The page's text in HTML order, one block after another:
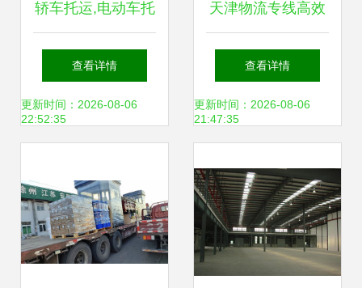
轿车托运,电动车托
运,家具家电打包
装,免费取件,代打
查看详情
更新时间：2026-08-06
22:52:35
天津物流专线高效
服务 覆盖京津冀鲁
豫沪苏，专业货物
查看详情
更新时间：2026-08-06
21:47:35